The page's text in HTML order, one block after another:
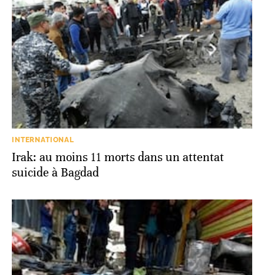
INTERNATIONAL
Irak: au moins 11 morts dans un attentat
suicide à Bagdad